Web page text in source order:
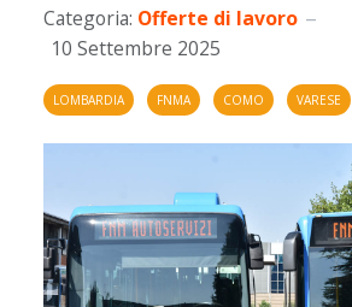
Categoria: Offerte di lavoro
10 Settembre 2025
LOMBARDIA FNMA COMO VARESE